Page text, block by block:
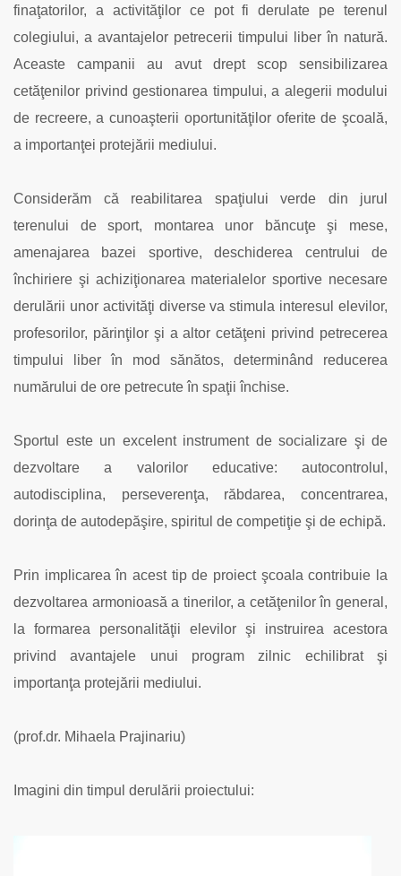
finaţatorilor, a activităţilor ce pot fi derulate pe terenul
colegiului, a avantajelor petrecerii timpului liber în natură.
Aceaste campanii au avut drept scop sensibilizarea
cetăţenilor privind gestionarea timpului, a alegerii modului
de recreere, a cunoaşterii oportunităţilor oferite de şcoală,
a importanţei protejării mediului.
Considerăm că reabilitarea spaţiului verde din jurul
terenului de sport, montarea unor băncuţe şi mese,
amenajarea bazei sportive, deschiderea centrului de
închiriere şi achiziţionarea materialelor sportive necesare
derulării unor activităţi diverse va stimula interesul elevilor,
profesorilor, părinţilor şi a altor cetăţeni privind petrecerea
timpului liber în mod sănătos, determinând reducerea
numărului de ore petrecute în spaţii închise.
Sportul este un excelent instrument de socializare şi de
dezvoltare a valorilor educative: autocontrolul,
autodisciplina, perseverenţa, răbdarea, concentrarea,
dorinţa de autodepăşire, spiritul de competiţie şi de echipă.
Prin implicarea în acest tip de proiect şcoala contribuie la
dezvoltarea armonioasă a tinerilor, a cetăţenilor în general,
la formarea personalităţii elevilor şi instruirea acestora
privind avantajele unui program zilnic echilibrat şi
importanţa protejării mediului.
(prof.dr. Mihaela Prajinariu)
Imagini din timpul derulării proiectului: